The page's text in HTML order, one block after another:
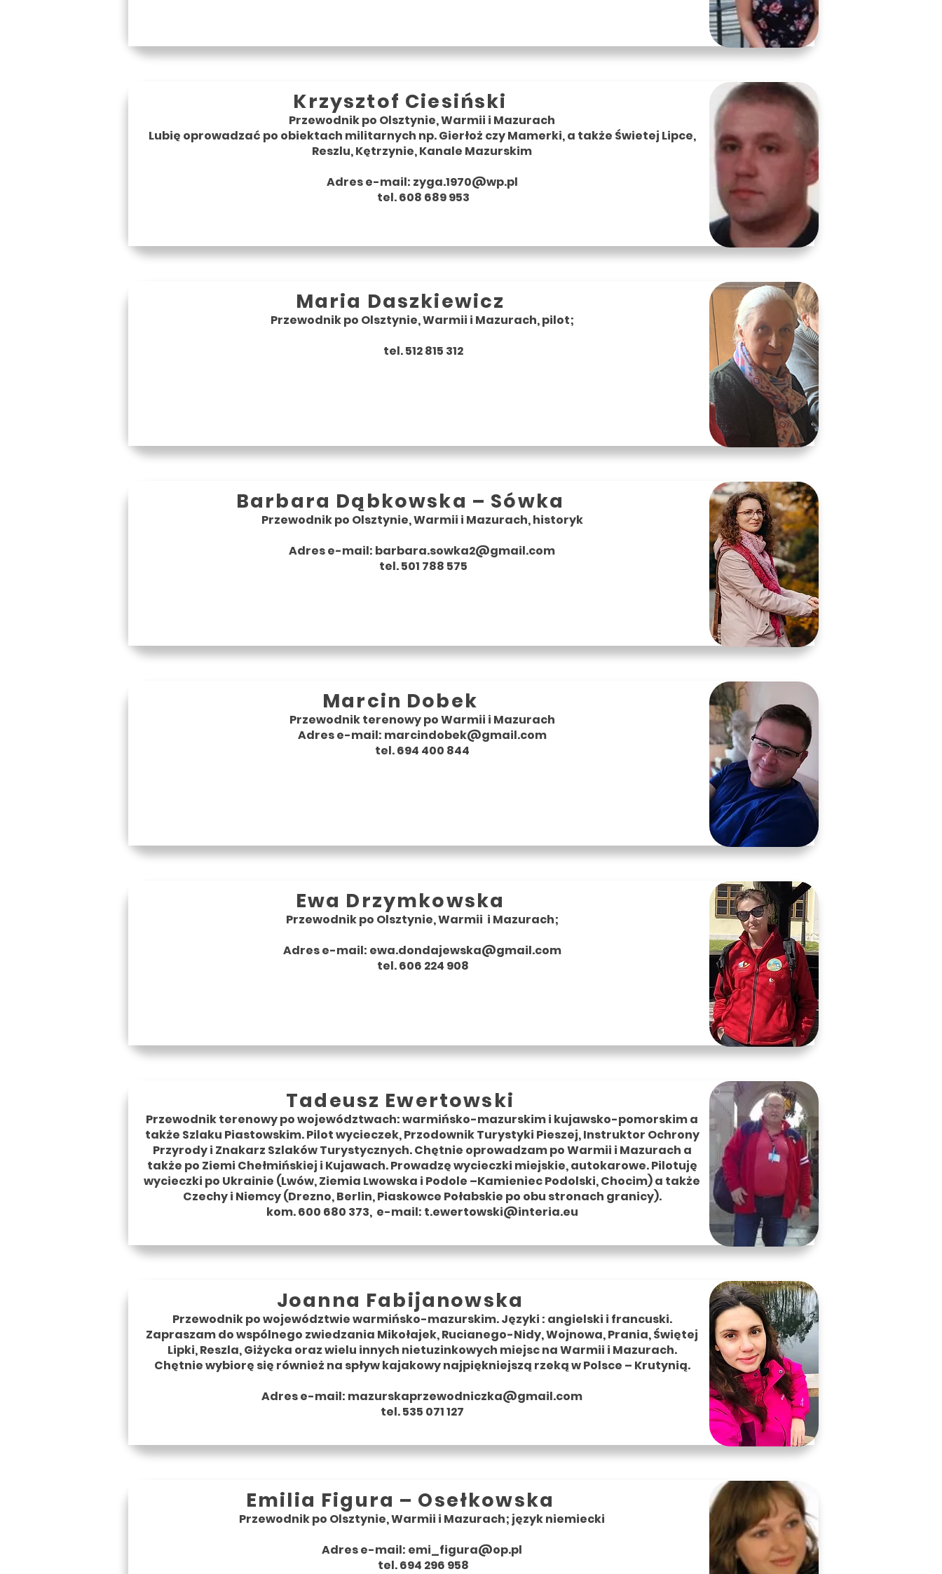
Krzysztof Ciesiński
Przewodnik po Olsztynie, Warmii i Mazurach
Lubię oprowadzać po obiektach militarnych np. Gierłoż czy Mamerki, a także Świetej Lipce,
Reszlu, Kętrzynie, Kanale Mazurskim
Adres e-mail: zyga.1970@wp.pl
tel. 608 689 953
Maria Daszkiewicz
Przewodnik po Olsztynie, Warmii i Mazurach, pilot;
tel. 512 815 312
Barbara Dąbkowska – Sówka
Przewodnik po Olsztynie, Warmii i Mazurach, historyk
Adres e-mail: barbara.sowka2@gmail.com
tel. 501 788 575
Marcin Dobek
Przewodnik terenowy po Warmii i Mazurach
Adres e-mail: marcindobek@gmail.com
tel. 694 400 844
Ewa Drzymkowska
Przewodnik po Olsztynie, Warmii i Mazurach;
Adres e-mail: ewa.dondajewska@gmail.com
tel. 606 224 908
Tadeusz Ewertowski
Przewodnik terenowy po województwach: warmińsko-mazurskim i kujawsko-pomorskim a
także Szlaku Piastowskim. Pilot wycieczek, Przodownik Turystyki Pieszej, Instruktor Ochrony
Przyrody i Znakarz Szlaków Turystycznych. Chętnie oprowadzam po Warmii i Mazurach a
także po Ziemi Chełmińskiej i Kujawach. Prowadzę wycieczki miejskie, autokarowe. Pilotuję
wycieczki po Ukrainie (Lwów, Ziemia Lwowska i Podole –Kamieniec Podolski, Chocim) a także
Czechy i Niemcy (Drezno, Berlin, Piaskowce Połabskie po obu stronach granicy).
kom. 600 680 373, e-mail: t.ewertowski@interia.eu
Joanna Fabijanowska
Przewodnik po województwie warmińsko-mazurskim. Języki : angielski i francuski.
Zapraszam do wspólnego zwiedzania Mikołajek, Rucianego-Nidy, Wojnowa, Prania, Świętej
Lipki, Reszla, Giżycka oraz wielu innych nietuzinkowych miejsc na Warmii i Mazurach.
Chętnie wybiorę się również na spływ kajakowy najpiękniejszą rzeką w Polsce – Krutynią.
Adres e-mail: mazurskaprzewodniczka@gmail.com
tel. 535 071 127
Emilia Figura – Osełkowska
Przewodnik po Olsztynie, Warmii i Mazurach; język niemiecki
Adres e-mail: emi_figura@op.pl
tel. 694 296 958